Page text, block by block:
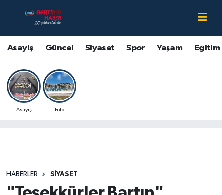
Asayiş Güncel Siyaset Spor Yaşam Eğitim
Asayiş Foto
HABERLER SIYASET
Asayiş
Bartın Hakkında
Çevre
Eğitim
Kültür-Sanat
Bartın Nöbetçi Eczaneler
Bartın Hava Durumu
Bartin Namaz Vakitleri
Bartın Trafik Yoğunluk Haritası
Son Dakika Haberleri